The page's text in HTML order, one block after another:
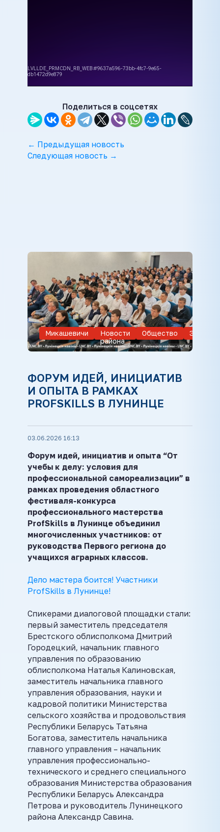
Поделиться в соцсетях
← Предыдущая новость
Следующая новость →
Микашевичи
Новости
района
Общество
ФОРУМ ИДЕЙ, ИНИЦИАТИВ
И ОПЫТА В РАМКАХ
PROFSKILLS В ЛУНИНЦЕ
03.06.2026 16:13
Форум идей, инициатив и опыта “От
учебы к делу: условия для
профессиональной самореализации” в
рамках проведения областного
фестиваля-конкурса
профессионального мастерства
ProfSkills в Лунинце объединил
многочисленных участников: от
руководства Первого региона до
учащихся аграрных классов.
Дело мастера боится! Участники
ProfSkills в Лунинце!
Спикерами диалоговой площадки стали:
первый заместитель председателя
Брестского облисполкома Дмитрий
Городецкий, начальник главного
управления по образованию
облисполкома Наталья Калиновская,
заместитель начальника главного
управления образования, науки и
кадровой политики Министерства
сельского хозяйства и продовольствия
Республики Беларусь Татьяна
Богатова, заместитель начальника
главного управления – начальник
управления профессионально-
технического и среднего специального
образования Министерства образования
Республики Беларусь Александра
Петрова и руководитель Лунинецкого
района Александр Савина.